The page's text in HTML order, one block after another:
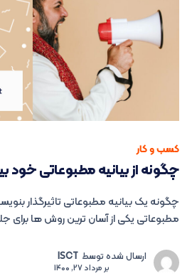
کسب و کار
چگونه از بیانیه مطبوعاتی خود
چگونه یک بیانیه مطبوعاتی تاثیرگذار
مطبوعاتی یکی از آسان ترین روش ها برای
ارسال شده توسط ISCT
برمرداد 27, 1400